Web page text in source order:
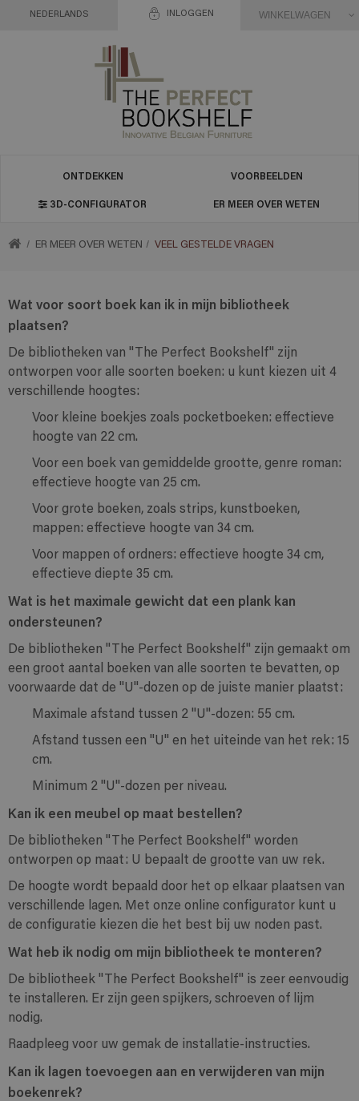
INLOGGEN
NEDERLANDS WINKELWAGEN
ONTDEKKEN VOORBEELDEN
3D-CONFIGURATOR ER MEER OVER WETEN
TERUG
HOME
ER MEER OVER WETEN VEEL GESTELDE VRAGEN
Wat voor soort boek kan ik in mijn bibliotheek
plaatsen?
De bibliotheken van "The Perfect Bookshelf" zijn
ontworpen voor alle soorten boeken: u kunt kiezen uit 4
verschillende hoogtes:
Voor kleine boekjes zoals pocketboeken: effectieve
hoogte van 22 cm.
Voor een boek van gemiddelde grootte, genre roman:
effectieve hoogte van 25 cm.
Voor grote boeken, zoals strips, kunstboeken,
mappen: effectieve hoogte van 34 cm.
Voor mappen of ordners: effectieve hoogte 34 cm,
effectieve diepte 35 cm.
Wat is het maximale gewicht dat een plank kan
ondersteunen?
De bibliotheken "The Perfect Bookshelf" zijn gemaakt om
een groot aantal boeken van alle soorten te bevatten, op
voorwaarde dat de "U"-dozen op de juiste manier plaatst:
Maximale afstand tussen 2 "U"-dozen: 55 cm.
Afstand tussen een "U" en het uiteinde van het rek: 15
cm.
Minimum 2 "U"-dozen per niveau.
Kan ik een meubel op maat bestellen?
De bibliotheken "The Perfect Bookshelf" worden
ontworpen op maat: U bepaalt de grootte van uw rek.
De hoogte wordt bepaald door het op elkaar plaatsen van
verschillende lagen. Met onze online configurator kunt u
de configuratie kiezen die het best bij uw noden past.
Wat heb ik nodig om mijn bibliotheek te monteren?
De bibliotheek "The Perfect Bookshelf" is zeer eenvoudig
te installeren. Er zijn geen spijkers, schroeven of lijm
nodig.
Raadpleeg voor uw gemak de installatie-instructies.
Kan ik lagen toevoegen aan en verwijderen van mijn
boekenrek?